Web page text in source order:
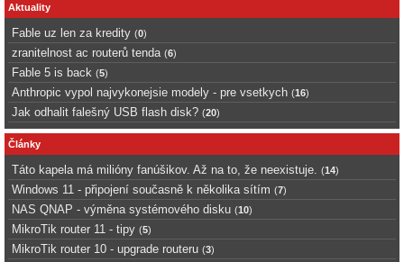
Aktuality
Fable uz len za kredity (0)
zranitelnost ac routerů tenda (6)
Fable 5 is back (5)
Anthropic vypol najvykonejsie modely - pre vsetkych (16)
Jak odhalit falešný USB flash disk? (20)
Články
Táto kapela má milióny fanúšikov. Až na to, že neexistuje. (14)
Windows 11 - připojení současně k několika sítím (7)
NAS QNAP - výměna systémového disku (10)
MikroTik router 11 - tipy (5)
MikroTik router 10 - upgrade routeru (3)